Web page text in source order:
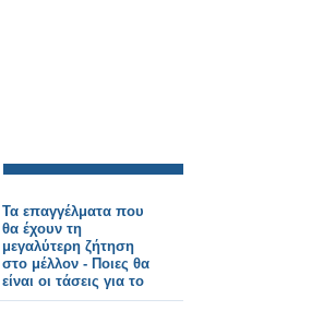
Τα επαγγέλματα που
θα έχουν τη
μεγαλύτερη ζήτηση
στο μέλλον - Ποιες θα
είναι οι τάσεις για το
2020